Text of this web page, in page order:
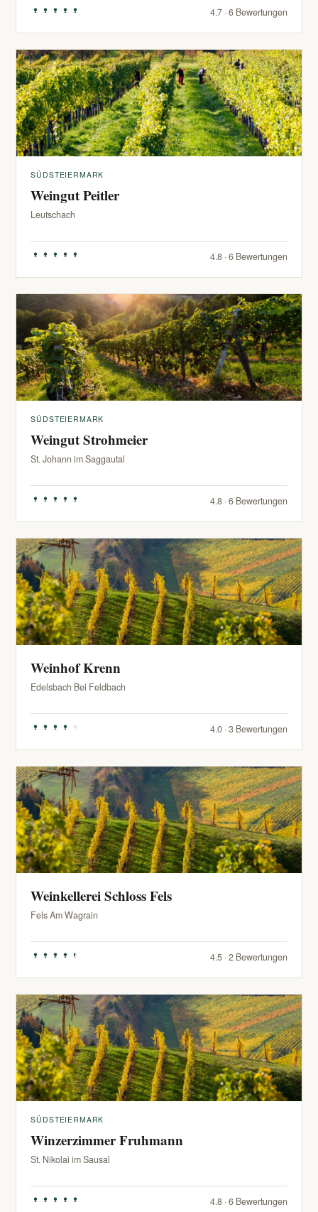
4.7 · 6 Bewertungen
SÜDSTEIERMARK
Weingut Peitler
Leutschach
4.8 · 6 Bewertungen
SÜDSTEIERMARK
Weingut Strohmeier
St. Johann im Saggautal
4.8 · 6 Bewertungen
Weinhof Krenn
Edelsbach Bei Feldbach
4.0 · 3 Bewertungen
Weinkellerei Schloss Fels
Fels Am Wagrain
4.5 · 2 Bewertungen
SÜDSTEIERMARK
Winzerzimmer Fruhmann
St. Nikolai im Sausal
4.8 · 6 Bewertungen